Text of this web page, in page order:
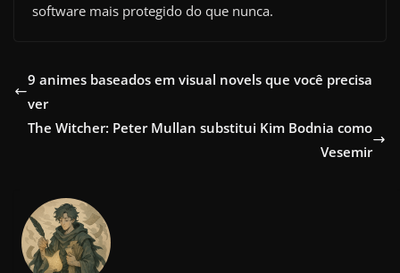
software mais protegido do que nunca.
9 animes baseados em visual novels que você precisa
ver
The Witcher: Peter Mullan substitui Kim Bodnia como
Vesemir